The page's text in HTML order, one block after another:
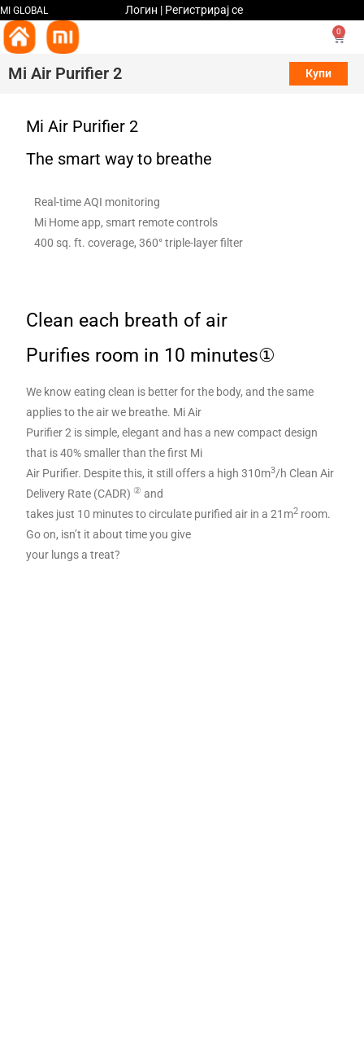
MI GLOBAL Логин | Регистрирај се
0
Mi Air Purifier 2 Купи
Mi Air Purifier 2
The smart way to breathe
Real-time AQI monitoring
Mi Home app, smart remote controls
400 sq. ft. coverage, 360° triple-layer filter
Clean each breath of air
Purifies room in 10 minutes①
We know eating clean is better for the body, and the same
applies to the air we breathe. Mi Air
Purifier 2 is simple, elegant and has a new compact design
that is 40% smaller than the first Mi
Air Purifier. Despite this, it still offers a high 310m3/h Clean Air
Delivery Rate (CADR) ② and
takes just 10 minutes to circulate purified air in a 21m2 room.
Go on, isn’t it about time you give
your lungs a treat?